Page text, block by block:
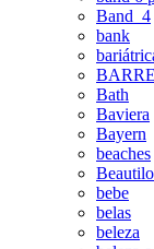
Band_4
bank
Bath
Baviera
Bayern
beaches
bebe
belas
beleza